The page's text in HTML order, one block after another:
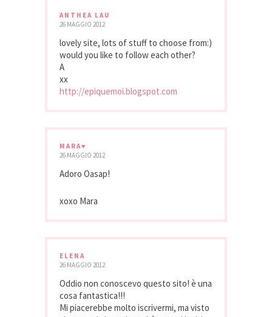
ANTHEA LAU
26 MAGGIO 2012
lovely site, lots of stuff to choose from:)
would you like to follow each other?
A
xx
http://epiquemoi.blogspot.com
MARA♥
26 MAGGIO 2012
Adoro Oasap!
xoxo Mara
ELENA
26 MAGGIO 2012
Oddio non conoscevo questo sito! è una
cosa fantastica!!!
Mi piacerebbe molto iscrivermi, ma visto